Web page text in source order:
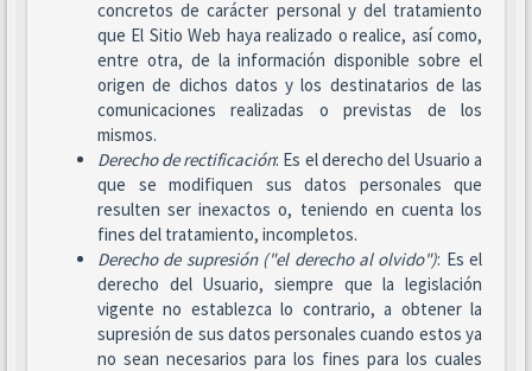
concretos de carácter personal y del tratamiento
que El Sitio Web haya realizado o realice, así como,
entre otra, de la información disponible sobre el
origen de dichos datos y los destinatarios de las
comunicaciones realizadas o previstas de los
mismos.
Derecho de rectificación: Es el derecho del Usuario a
que se modifiquen sus datos personales que
resulten ser inexactos o, teniendo en cuenta los
fines del tratamiento, incompletos.
Derecho de supresión ("el derecho al olvido"): Es el
derecho del Usuario, siempre que la legislación
vigente no establezca lo contrario, a obtener la
supresión de sus datos personales cuando estos ya
no sean necesarios para los fines para los cuales